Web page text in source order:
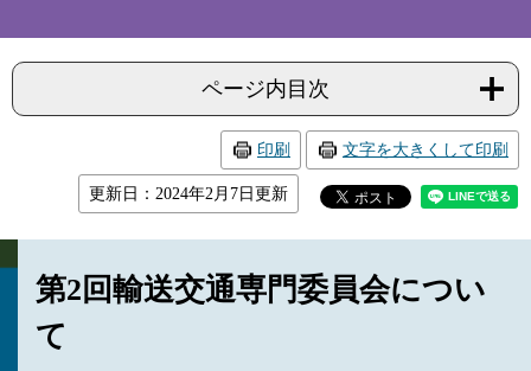
ページ内目次
印刷 文字を大きくして印刷
更新日：2024年2月7日更新
第2回輸送交通専門委員会につい
て